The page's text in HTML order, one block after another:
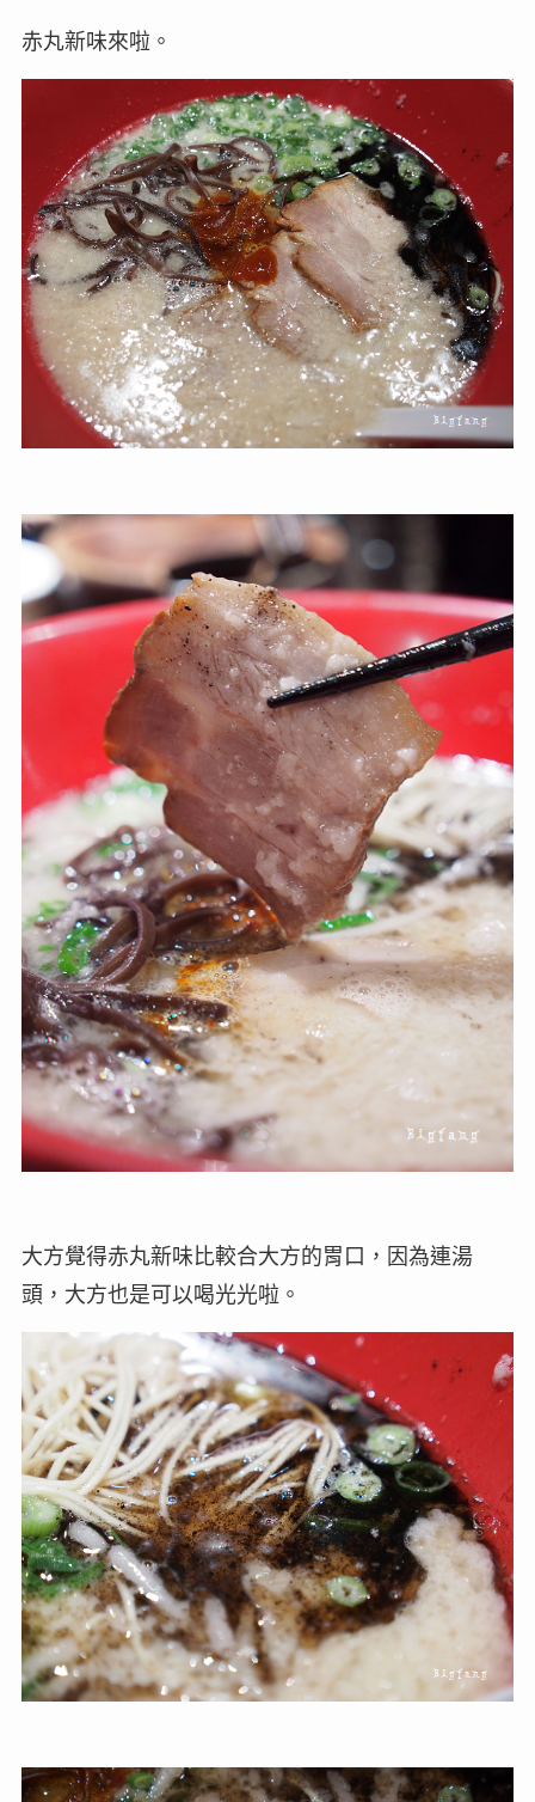
赤丸新味來啦。
大方覺得赤丸新味比較合大方的胃口，因為連湯
頭，大方也是可以喝光光啦。